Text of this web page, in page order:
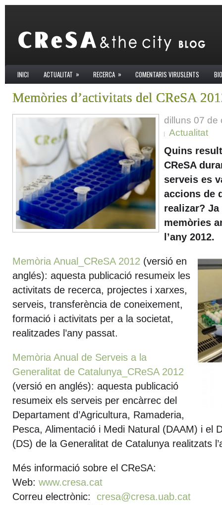
INICI ACTUALITAT » RECERCA » COMENTARIS VIRUSLENTS
Memòries d’activitats del CReSA
dilluns 07 de
Actualitat
Quins
CReSA
serveis es
accions de
realizar?
memòries
l’any 2012.
Memòria Anual_CReSA 2012 (versió en
anglés): aquesta publicació resumeix les
activitats de recerca, projectes i xarxes,
serveis, transferència de coneixement,
formació i activitats per a la societat,
realitzades l’any passat.
Memòria Anual de Serveis a la
Generalitat de Catalunya_CReSA 2012
(versió en anglés): aquesta publicació
resumeix els serveis per encàrrec del
Departament d’Agricultura, Ramaderia,
Pesca, Alimentació i Medi Natural (DAAM) i el
(DS) de la Generalitat de Catalunya realitzats
Més informació sobre el CReSA:
Web: www.cresa.cat
Correu electrònic: cresa@cresa.uab.cat